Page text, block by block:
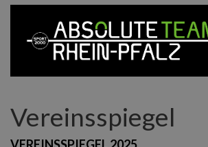
Vereinsspiegel
VEREINSSPIEGEL 2025